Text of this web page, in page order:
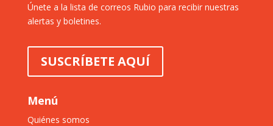
Únete a la lista de correos Rubio para recibir nuestras
alertas y boletines.
SUSCRÍBETE AQUÍ
Menú
Quiénes somos